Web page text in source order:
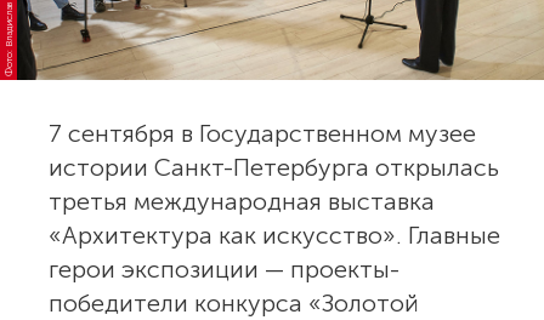
Фото: Владислав Батин
7 сентября в Государственном музее
истории Санкт-Петербурга открылась
третья международная выставка
«Архитектура как искусство». Главные
герои экспозиции — проекты-
победители конкурса «Золотой